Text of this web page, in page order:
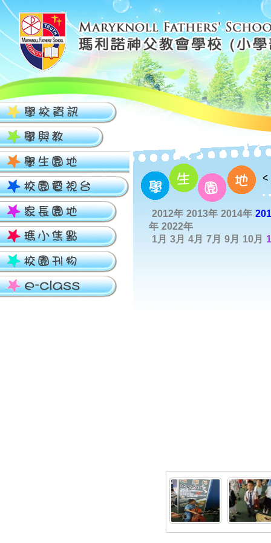
2012年 2013年 2014年
年 2022年
1月 3月 4月 7月 9月 10月